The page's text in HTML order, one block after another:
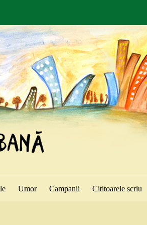
Umor Campanii Cititoarele scriu